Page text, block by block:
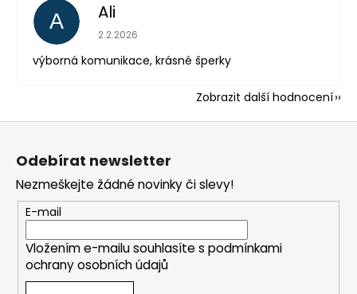
A Ali
Hodnocení obchodu je 5 z 5 hvězdiček.
2.2.2026
výborná komunikace, krásné šperky
Zobrazit další hodnocení
Z
Odebírat newsletter
Nezmeškejte žádné novinky či slevy!
E-mail
Vložením e-mailu souhlasíte s podmínkami
ochrany osobních údajů